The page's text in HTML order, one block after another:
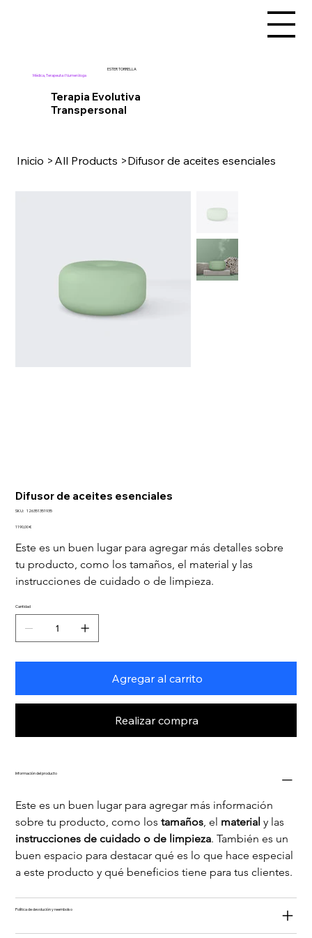
Terapia Evolutiva
Transpersonal
Médica, Terapeuta i Numeróloga
ESTER TORRELLA
Inicio > All Products >Difusor de aceites esenciales
Difusor de aceites esenciales
SKU: SKU
126351351935
Precio
1190,00 €
Este es un buen lugar para agregar más detalles sobre
tu producto, como los tamaños, el material y las
instrucciones de cuidado o de limpieza.
Cantidad
Agregar al carrito
Realizar compra
Información del producto
Este es un buen lugar para agregar más información
sobre tu producto, como los tamaños, el material y las
instrucciones de cuidado o de limpieza. También es un
buen espacio para destacar qué es lo que hace especial
a este producto y qué beneficios tiene para tus clientes.
Política de devolución y reembolso